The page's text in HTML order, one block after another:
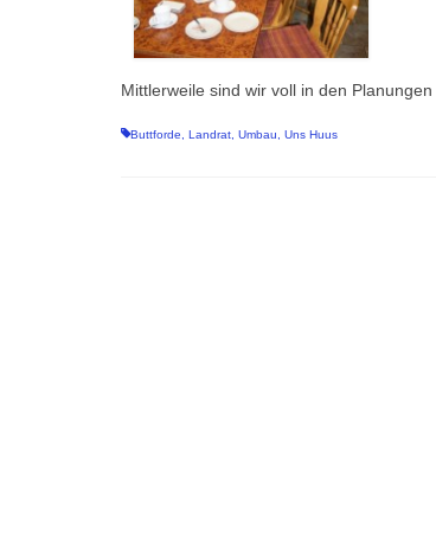
Mittlerweile sind wir voll in den
Buttforde Landrat Umbau Uns Huus